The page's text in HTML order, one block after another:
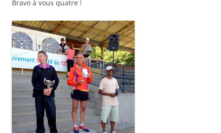
Bravo à vous quatre !